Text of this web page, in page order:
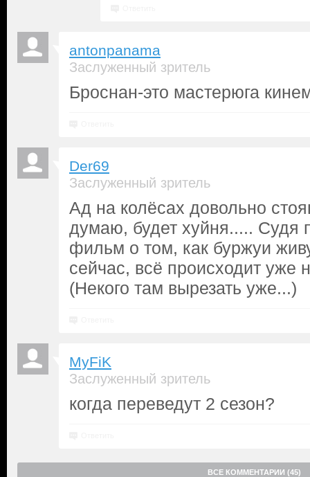
antonpanama
Заслуженный зритель
Броснан-это мастерюга
Der69
Заслуженный зритель
Ад на колёсах довольно
думаю, будет хуйня..... Судя
фильм о том, как буржуи
сейчас, всё происходит уже
(Некого там вырезать уже...)
MyFiK
Заслуженный зритель
когда переведут 2 сезон?
ВСЕ КОММЕНТАРИИ (45)